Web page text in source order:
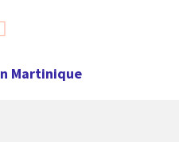
Martinique